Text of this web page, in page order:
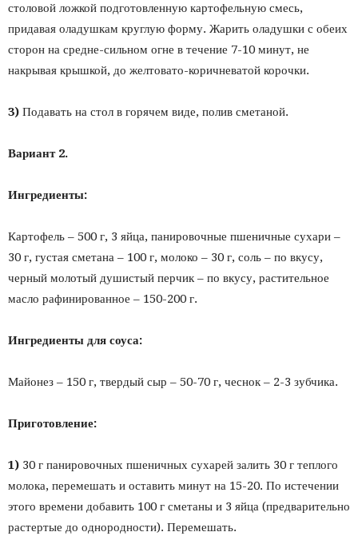
столовой ложкой подготовленную картофельную смесь,
придавая оладушкам круглую форму. Жарить оладушки с обеих
сторон на средне-сильном огне в течение 7-10 минут, не
накрывая крышкой, до желтовато-коричневатой корочки.
3) Подавать на стол в горячем виде, полив сметаной.
Вариант 2.
Ингредиенты:
Картофель – 500 г, 3 яйца, панировочные пшеничные сухари –
30 г, густая сметана – 100 г, молоко – 30 г, соль – по вкусу,
черный молотый душистый перчик – по вкусу, растительное
масло рафинированное – 150-200 г.
Ингредиенты для соуса:
Майонез – 150 г, твердый сыр – 50-70 г, чеснок – 2-3 зубчика.
Приготовление:
1) 30 г панировочных пшеничных сухарей залить 30 г теплого
молока, перемешать и оставить минут на 15-20. По истечении
этого времени добавить 100 г сметаны и 3 яйца (предварительно
растертые до однородности). Перемешать.